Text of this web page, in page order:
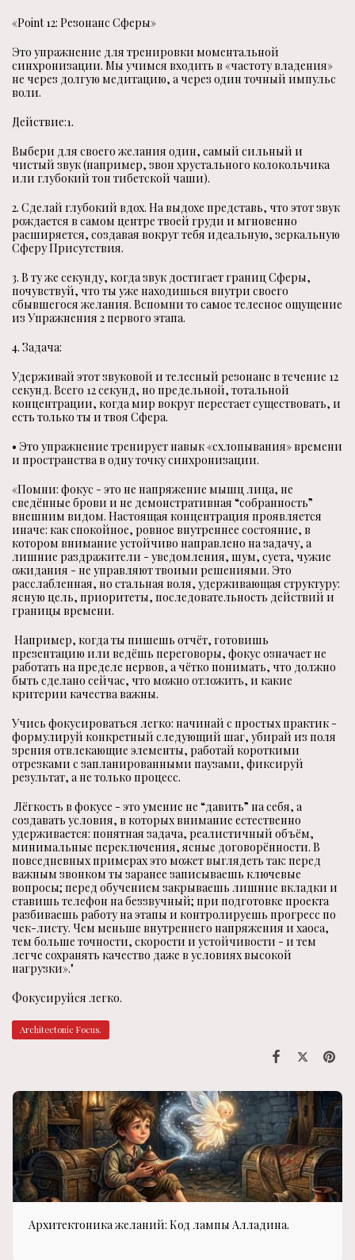
«Point 12: Резонанс Сферы»
Это упражнение для тренировки моментальной
синхронизации. Мы учимся входить в «частоту владения»
не через долгую медитацию, а через один точный импульс
воли.
Действие:1.
Выбери для своего желания один, самый сильный и
чистый звук (например, звон хрустального колокольчика
или глубокий тон тибетской чаши).
2. Сделай глубокий вдох. На выдохе представь, что этот звук
рождается в самом центре твоей груди и мгновенно
расширяется, создавая вокруг тебя идеальную, зеркальную
Сферу Присутствия.
3. В ту же секунду, когда звук достигает границ Сферы,
почувствуй, что ты уже находишься внутри своего
сбывшегося желания. Вспомни то самое телесное ощущение
из Упражнения 2 первого этапа.
4. Задача:
Удерживай этот звуковой и телесный резонанс в течение 12
секунд. Всего 12 секунд, но предельной, тотальной
концентрации, когда мир вокруг перестает существовать, и
есть только ты и твоя Сфера.
• Это упражнение тренирует навык «схлопывания» времени
и пространства в одну точку синхронизации.
«Помни: фокус - это не напряжение мышц лица, не
сведённые брови и не демонстративная “собранность”
внешним видом. Настоящая концентрация проявляется
иначе: как спокойное, ровное внутреннее состояние, в
котором внимание устойчиво направлено на задачу, а
лишние раздражители - уведомления, шум, суета, чужие
ожидания - не управляют твоими решениями. Это
расслабленная, но стальная воля, удерживающая структуру:
ясную цель, приоритеты, последовательность действий и
границы времени.
Например, когда ты пишешь отчёт, готовишь
презентацию или ведёшь переговоры, фокус означает не
работать на пределе нервов, а чётко понимать, что должно
быть сделано сейчас, что можно отложить, и какие
критерии качества важны.
Учись фокусироваться легко: начинай с простых практик -
формулируй конкретный следующий шаг, убирай из поля
зрения отвлекающие элементы, работай короткими
отрезками с запланированными паузами, фиксируй
результат, а не только процесс.
Лёгкость в фокусе - это умение не “давить” на себя, а
создавать условия, в которых внимание естественно
удерживается: понятная задача, реалистичный объём,
минимальные переключения, ясные договорённости. В
повседневных примерах это может выглядеть так: перед
важным звонком ты заранее записываешь ключевые
вопросы; перед обучением закрываешь лишние вкладки и
ставишь телефон на беззвучный; при подготовке проекта
разбиваешь работу на этапы и контролируешь прогресс по
чек-листу. Чем меньше внутреннего напряжения и хаоса,
тем больше точности, скорости и устойчивости - и тем
легче сохранять качество даже в условиях высокой
нагрузки»."
Фокусируйся легко.
Architectonic Focus.
Архитектоника желаний: Код лампы Алладина.